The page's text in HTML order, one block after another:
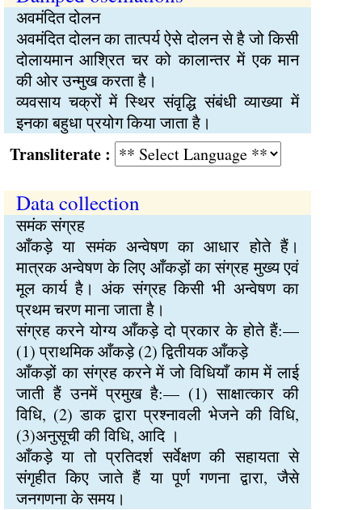
अवमंदित दोलन
अवमंदित दोलन का तात्पर्य ऐसे दोलन से है जो किसी
दोलायमान आश्रित चर को कालान्तर में एक मान
की ओर उन्मुख करता है।
व्यवसाय चक्रों में स्थिर संवृद्धि संबंधी व्याख्या में
इनका बहुधा प्रयोग किया जाता है।
:
Data collection
समंक संग्रह
आँकड़े या समंक अन्वेषण का आधार होते हैं।
मात्रक अन्वेषण के लिए आँकड़ों का संग्रह मुख्य एवं
मूल कार्य है। अंक संग्रह किसी भी अन्वेषण का
प्रथम चरण माना जाता है।
संग्रह करने योग्य आँकड़े दो प्रकार के होते हैं:—
(1) प्राथमिक आँकड़े (2) द्वितीयक आँकड़े
आँकड़ों का संग्रह करने में जो विधियाँ काम में लाई
जाती हैं उनमें प्रमुख है:— (1) साक्षात्कार की
विधि, (2) डाक द्वारा प्रश्नावली भेजने की विधि,
(3)अनुसूची की विधि, आदि ।
आँकड़े या तो प्रतिदर्श सर्वेक्षण की सहायता से
संगृहीत किए जाते हैं या पूर्ण गणना द्वारा, जैसे
जनगणना के समय।